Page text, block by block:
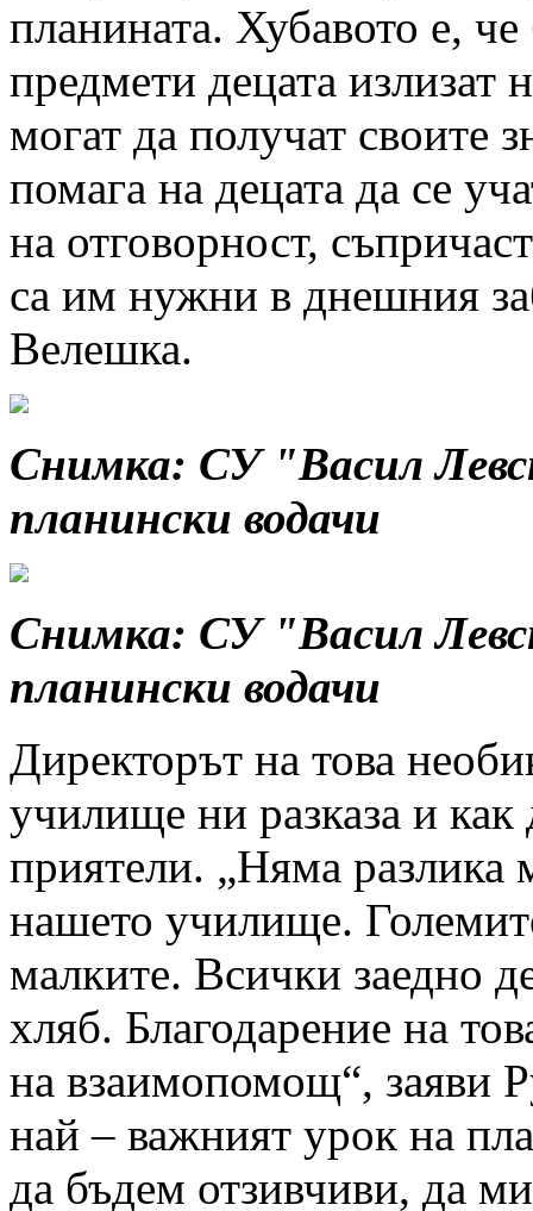
планината. Хубавото е,
предмети децата излизат
могат да получат своите
помага на децата да се
на отговорност,
са им нужни в днешния
Велешка.
Снимка: СУ "Васил
планински водачи
Снимка: СУ "Васил
планински водачи
Директорът на това
училище ни разказа и как
приятели. „Няма
нашето училище.
малките. Всички заедно
хляб. Благодарение на
на взаимопомощ“, заяви
най – важният урок на
да бъдем отзивчиви, да